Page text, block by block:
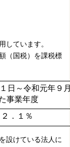
しています。
（国税）を課税標
日～令和元年９
事業年度
２．１％
設けている法人に